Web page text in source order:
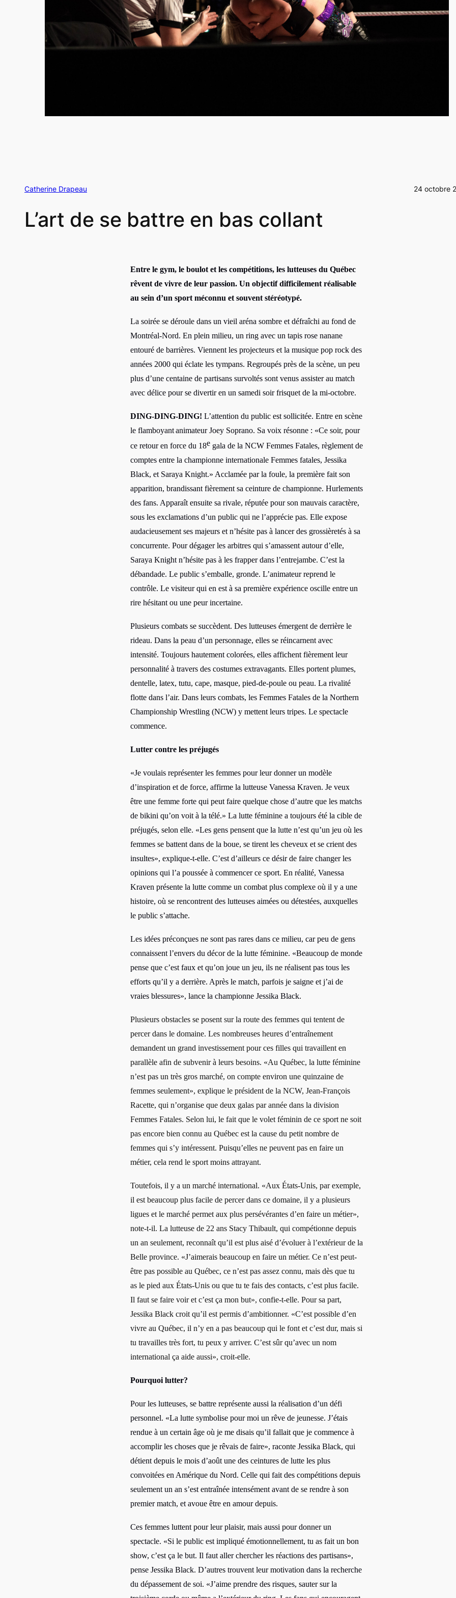
Catherine Drapeau 24 octobre
L’art de se battre en bas collant
Entre le gym, le boulot et les compétitions, les lutteuses du Québec
rêvent de vivre de leur passion. Un objectif difficilement réalisable
au sein d’un sport méconnu et souvent stéréotypé.
La soirée se déroule dans un vieil aréna sombre et défraîchi au fond de
Montréal-Nord. En plein milieu, un ring avec un tapis rose nanane
entouré de barrières. Viennent les projecteurs et la musique pop rock des
années 2000 qui éclate les tympans. Regroupés près de la scène, un peu
plus d’une centaine de partisans survoltés sont venus assister au match
avec délice pour se divertir en un samedi soir frisquet de la mi-octobre.
DING-DING-DING! L’attention du public est sollicitée. Entre en scène
le flamboyantanimateur Joey Soprano. Sa voix résonne : «Ce soir, pour
ce retour en force du 18e gala de la NCW Femmes Fatales, règlement de
comptes entre la championne internationale Femmes fatales, Jessika
Black, et Saraya Knight.» Acclamée par la foule, la première fait son
apparition, brandissant fièrement sa ceinture de championne. Hurlements
des fans. Apparaît ensuite sa rivale, réputée pour son mauvais caractère,
sous les exclamations d’un public qui ne l’apprécie pas. Elle expose
audacieusement ses majeurs et n’hésite pas à lancer des grossièretés à sa
concurrente. Pour dégager les arbitres qui s’amassent autour d’elle,
Saraya Knight n’hésite pas à les frapper dans l’entrejambe. C’est la
débandade. Le public s’emballe, gronde. L’animateur reprend le
contrôle. Le visiteur qui en est à sa première expérience oscille entreun
rire hésitant ou une peur incertaine.
Plusieurs combats se succèdent. Des lutteuses émergent de derrière le
rideau. Dans la peau d’un personnage, elles se réincarnent avec
intensité. Toujours hautement colorées, elles affichent fièrement leur
personnalité à travers des costumes extravagants. Elles portent plumes,
dentelle, latex, tutu, cape, masque, pied-de-poule ou peau. La rivalité
flotte dans l’air. Dans leurs combats, les Femmes Fatales de la Northern
Championship Wrestling (NCW) y mettent leurs tripes. Le spectacle
commence.
Lutter contre les préjugés
«Je voulais représenter les femmes pour leur donner un modèle
d’inspiration et de force, affirme la lutteuse Vanessa Kraven. Je veux
être une femme forte qui peut faire quelque chose d’autre que les matchs
de bikini qu’on voit à la télé.» La lutte féminine a toujours été la cible de
préjugés, selon elle. «Les gens pensent que la lutte n’est qu’un jeu où les
femmes se battent dans de la boue, se tirent les cheveux et se crient des
insultes», explique-t-elle. C’est d’ailleurs ce désir de faire changer les
opinions qui l’a poussée à commencer ce sport. En réalité, Vanessa
Kraven présente la lutte comme un combat plus complexe où il y a une
histoire, où se rencontrent des lutteuses aimées ou détestées, auxquelles
le public s’attache.
Les idées préconçues ne sont pas rares dans ce milieu, car peu de gens
connaissent l’envers du décor de la lutte féminine. «Beaucoup de monde
pense que c’est faux et qu’on joue un jeu, ils ne réalisent pas tous les
efforts qu’il y a derrière. Après le match, parfois je saigne et j’ai de
vraies blessures», lance la championne Jessika Black.
Plusieurs obstacles se posent sur la route des femmes qui tentent de
percer dans le domaine. Les nombreuses heures d’entraînement
demandent un grand investissement pour ces filles qui travaillent en
parallèle afin de subvenir à leurs besoins. «Au Québec, la lutte féminine
n’est pas un très gros marché, on compte environ une quinzaine de
femmes seulement», explique le président de la NCW, Jean-François
Racette, qui n’organise que deux galas par année dans la division
Femmes Fatales. Selon lui, le fait que le volet féminin de ce sport ne soit
pas encore bien connu au Québec est la cause du petit nombre de
femmes qui s’y intéressent. Puisqu’elles ne peuvent pas en faire un
métier, cela rend le sport moins attrayant.
Toutefois, il y a un marché international. «Aux États-Unis, par exemple,
il est beaucoup plus facile de percer dans ce domaine, il y a plusieurs
ligues et le marché permet aux plus persévérantes d’en faire un métier»,
note-t-il. La lutteuse de 22 ans Stacy Thibault, qui compétionne depuis
un an seulement, reconnaît qu’il est plus aisé d’évoluer à l’extérieur de la
Belle province. «J’aimerais beaucoup en faire un métier. Ce n’est peut-
être pas possible au Québec, ce n’est pas assez connu, mais dès que tu
as le pied aux États-Unis ou que tu te fais des contacts, c’est plus facile.
Il faut se faire voir et c’est ça mon but», confie-t-elle. Pour sa part,
Jessika Black croit qu’il est permis d’ambitionner. «C’est possible d’en
vivre au Québec, il n’y en a pas beaucoup qui le font et c’est dur, mais si
tu travailles très fort, tu peux y arriver. C’est sûr qu’avec un nom
international ça aide aussi», croit-elle.
Pourquoi lutter?
Pour les lutteuses, se battre représente aussi la réalisation d’un défi
personnel. «La lutte symbolise pour moi un rêve de jeunesse. J’étais
rendue à un certain âge où je me disais qu’il fallait que je commence à
accomplir les choses que je rêvais de faire», raconte Jessika Black, qui
détient depuis le mois d’août une des ceintures de lutte les plus
convoitées en Amérique du Nord. Celle qui fait des compétitions depuis
seulement un an s’est entraînée intensément avant de se rendre à son
premier match, et avoue être en amour depuis.
Ces femmes luttent pour leur plaisir, mais aussi pour donner un
spectacle. «Si le public est impliqué émotionnellement, tu as fait un bon
show, c’est ça le but. Il faut aller chercher les réactions des partisans»,
pense Jessika Black. D’autres trouvent leur motivation dans la recherche
du dépassement de soi. «J’aime prendre des risques, sauter sur la